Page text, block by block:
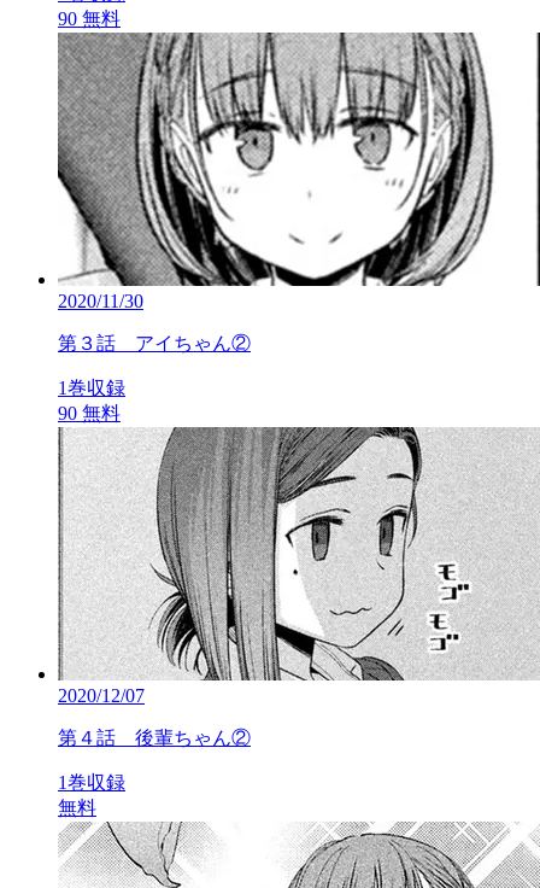
90 無料
2020/11/30
第３話 アイちゃん②
1巻収録
90 無料
2020/12/07
第４話 後輩ちゃん②
1巻収録
無料